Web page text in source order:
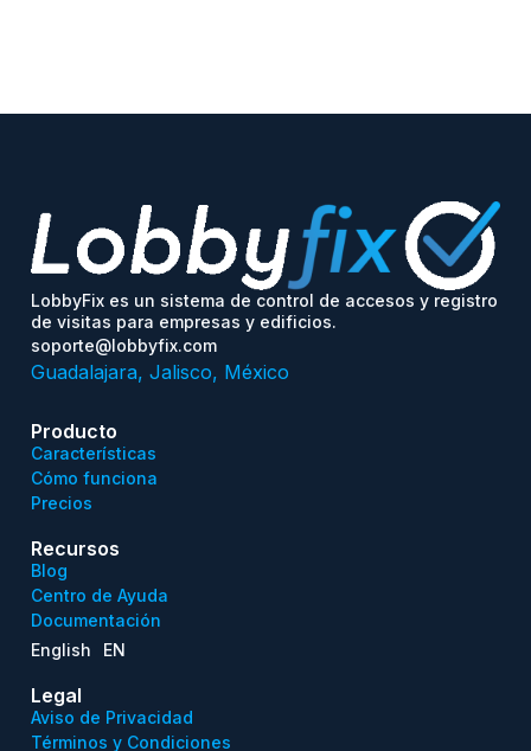
LobbyFix es un sistema de control de accesos y registro
de visitas para empresas y edificios.
soporte@lobbyfix.com
Guadalajara, Jalisco, México
Producto
Características
Cómo funciona
Precios
Recursos
Blog
Centro de Ayuda
Documentación
English
EN
Legal
Aviso de Privacidad
Términos y Condiciones